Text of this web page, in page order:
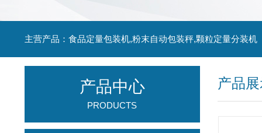
主营产品：食品定量包装机,粉末自动包装秤,颗粒定量分装机
产品
产品中心
PRODUCTS